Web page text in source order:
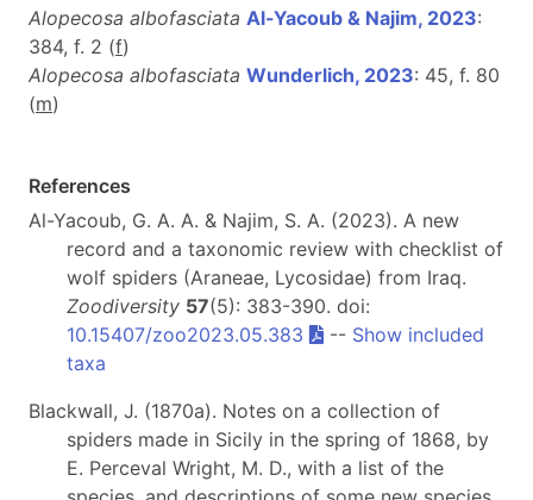
Alopecosa albofasciata Al-Yacoub & Najim, 2023:
384, f. 2 (f)
Alopecosa albofasciata Wunderlich, 2023: 45, f. 80
(m)
References
Al-Yacoub, G. A. A. & Najim, S. A. (2023). A new
record and а taxonomic review with checklist of
wolf spiders (Araneae, Lycosidae) from Iraq.
Zoodiversity 57(5): 383-390. doi:
10.15407/zoo2023.05.383
-- Show included
taxa
Blackwall, J. (1870a). Notes on a collection of
spiders made in Sicily in the spring of 1868, by
E. Perceval Wright, M. D., with a list of the